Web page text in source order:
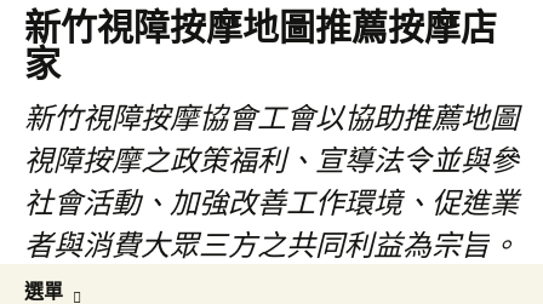
新竹視障按摩地圖推薦按摩店
家
新竹視障按摩協會工會以協助推薦地圖
視障按摩之政策福利、宣導法令並與參
社會活動、加強改善工作環境、促進業
者與消費大眾三方之共同利益為宗旨。
選單